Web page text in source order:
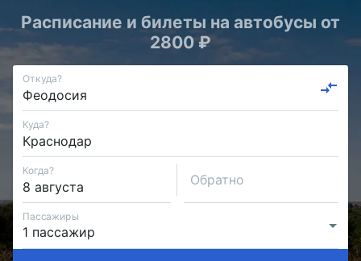
Расписание и билеты на автобусы от
2800 ₽
Откуда?
Куда?
Когда?
Обратно
Пассажиры